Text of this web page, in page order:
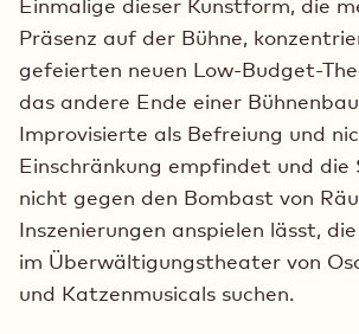
Einmalige dieser Kunstform, die
Präsenz auf der Bühne,
gefeierten neuen Low-Budget-
das andere Ende einer
Improvisierte als Befreiung und
Einschränkung empfindet und die
nicht gegen den Bombast von
Inszenierungen anspielen lässt,
im Überwältigungstheater von
und Katzenmusicals suchen.